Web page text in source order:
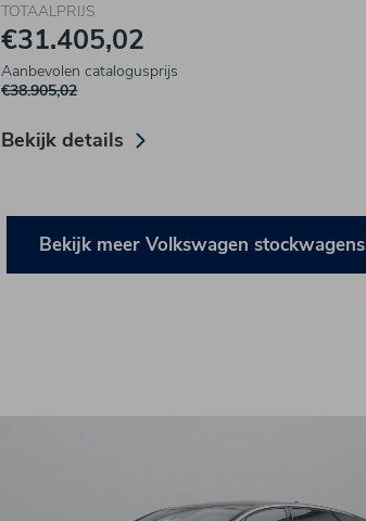
TOTAALPRIJS
€31.405,02
Aanbevolen catalogusprijs
€38.905,02
Bekijk details
Bekijk meer Volkswagen stockwagens